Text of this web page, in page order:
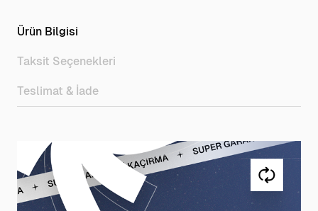
Ürün Bilgisi
Taksit Seçenekleri
Teslimat & İade